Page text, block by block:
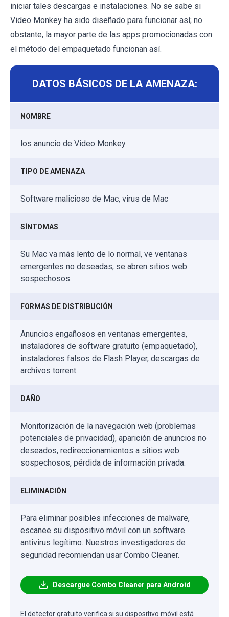
iniciar tales descargas e instalaciones. No se sabe si
Video Monkey ha sido diseñado para funcionar así; no
obstante, la mayor parte de las apps promocionadas con
el método del empaquetado funcionan así.
DATOS BÁSICOS DE LA AMENAZA:
NOMBRE
los anuncio de Video Monkey
TIPO DE AMENAZA
Software malicioso de Mac, virus de Mac
SÍNTOMAS
Su Mac va más lento de lo normal, ve ventanas
emergentes no deseadas, se abren sitios web
sospechosos.
FORMAS DE DISTRIBUCIÓN
Anuncios engañosos en ventanas emergentes,
instaladores de software gratuito (empaquetado),
instaladores falsos de Flash Player, descargas de
archivos torrent.
DAÑO
Monitorización de la navegación web (problemas
potenciales de privacidad), aparición de anuncios no
deseados, redireccionamientos a sitios web
sospechosos, pérdida de información privada.
ELIMINACIÓN
Para eliminar posibles infecciones de malware,
escanee su dispositivo móvil con un software
antivirus legítimo. Nuestros investigadores de
seguridad recomiendan usar Combo Cleaner.
Descargue Combo Cleaner para Android
El detector gratuito verifica si su dispositivo móvil está